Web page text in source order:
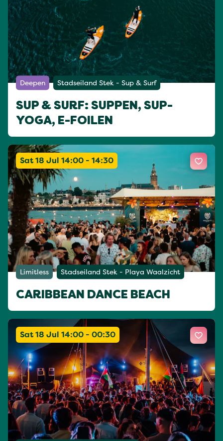
Deepen Stadseiland Stek - Sup & Surf
SUP & SURF: SUPPEN, SUP-
YOGA, E-FOILEN
Sat 18 Jul 14:00 - 14:30
Limitless Stadseiland Stek - Playa Waalzicht
CARIBBEAN DANCE BEACH
Sat 18 Jul 14:00 - 00:30